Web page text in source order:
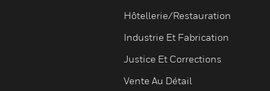
Hôtellerie/Restauration
Industrie Et Fabrication
Justice Et Corrections
Vente Au Détail